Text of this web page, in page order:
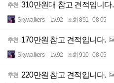
추천 310만원대 참고 견적입니다.
Skywalkers Lv.92 조회 891 08-05
추천 170만원 참고 견적입니다.
Skywalkers Lv.92 조회 910 08-05
추천 220만원 참고 견적입니다.